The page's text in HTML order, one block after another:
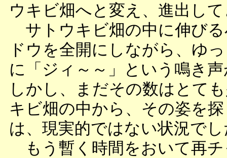
ウキビ畑へと変え、進出し
サトウキビ畑の中に伸び
ドウを全開にしながら、ゆ
に「ジィ～～」という鳴き
しかし、まだその数はとて
キビ畑の中から、その姿を
は、現実的ではない状況で
もう暫く時間をおいて再